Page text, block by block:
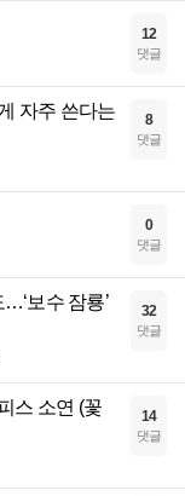
12
댓글
자주 쓴다는
8
댓글
0
댓글
보수 잠룡’
32
댓글
스 소연 (꽃
14
댓글